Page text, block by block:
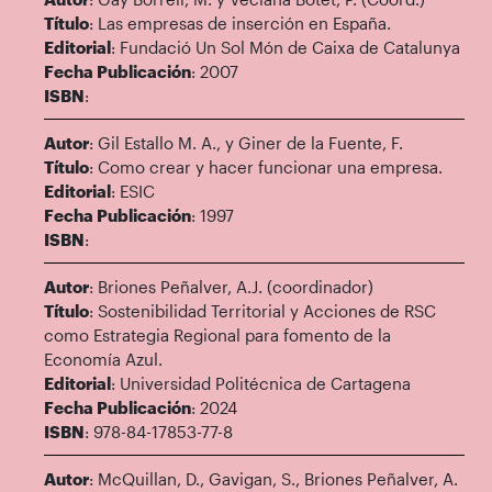
Título: Las empresas de inserción en España.
Editorial: Fundació Un Sol Món de Caixa de Catalunya
Fecha Publicación: 2007
ISBN:
Autor: Gil Estallo M. A., y Giner de la Fuente, F.
Título: Como crear y hacer funcionar una empresa.
Editorial: ESIC
Fecha Publicación: 1997
ISBN:
Autor: Briones Peñalver, A.J. (coordinador)
Título: Sostenibilidad Territorial y Acciones de RSC
como Estrategia Regional para fomento de la
Economía Azul.
Editorial: Universidad Politécnica de Cartagena
Fecha Publicación: 2024
ISBN: 978-84-17853-77-8
Autor: McQuillan, D., Gavigan, S., Briones Peñalver, A.